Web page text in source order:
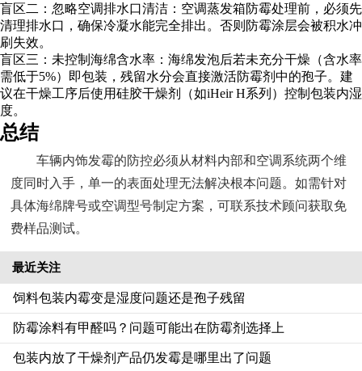
盲区二：忽略空调排水口清洁：空调蒸发箱防霉处理前，必须先
清理排水口，确保冷凝水能完全排出。否则防霉涂层会被积水冲
刷失效。
盲区三：未控制海绵含水率：海绵发泡后若未充分干燥（含水率
需低于5%）即包装，残留水分会直接激活防霉剂中的孢子。建
议在干燥工序后使用硅胶干燥剂（如iHeir H系列）控制包装内湿
度。
总结
车辆内饰发霉的防控必须从材料内部和空调系统两个维
度同时入手，单一的表面处理无法解决根本问题。如需针对
具体海绵牌号或空调型号制定方案，可联系技术顾问获取免
费样品测试。
最近关注
饲料包装内霉变是湿度问题还是孢子残留
防霉涂料有甲醛吗？问题可能出在防霉剂选择上
包装内放了干燥剂产品仍发霉是哪里出了问题